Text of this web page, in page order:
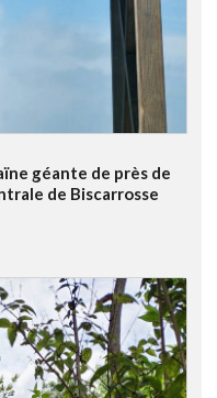
géante de près de
de Biscarrosse